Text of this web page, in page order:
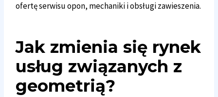
ofertę serwisu opon, mechaniki i obsługi zawieszenia.
Jak zmienia się rynek
usług związanych z
geometrią?